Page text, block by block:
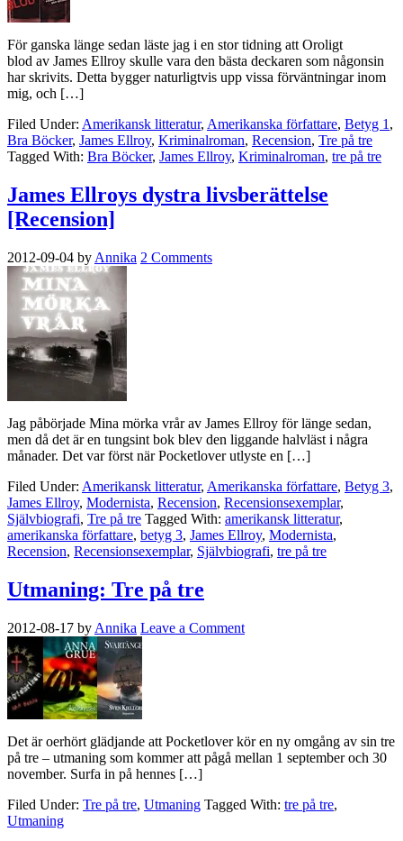
För ganska länge sedan läste jag i en stor tidning att Oroligt
blod av James Ellroy skulle vara den bästa deckaren som någonsin
har skrivits. Detta bygger naturligtvis upp vissa förväntningar inom
mig, och […]
Filed Under: Amerikansk litteratur, Amerikanska författare, Betyg 1 ,
Bra Böcker, James Ellroy, Kriminalroman, Recension, Tre på tre
Tagged With: Bra Böcker, James Ellroy, Kriminalroman, tre på tre
James Ellroys dystra livsberättelse
[Recension]
2012-09-04 by Annika 2 Comments
Jag påbörjade Mina mörka vrår av James Ellroy för länge sedan,
men då det är en tungsint bok blev den liggande halvläst i några
månader. Det var först när Pocketlover utlyste en […]
Filed Under: Amerikansk litteratur, Amerikanska författare, Betyg 3,
James Ellroy, Modernista, Recension, Recensionsexemplar,
Självbiografi, Tre på tre Tagged With: amerikansk litteratur,
amerikanska författare, betyg 3, James Ellroy, Modernista,
Recension, Recensionsexemplar, Självbiografi, tre på tre
Utmaning: Tre på tre
2012-08-17 by Annika Leave a Comment
Det är oerhört glädjande att Pocketlover kör en ny omgång av sin tre
på tre – utmaning som kommer att pågå mellan 1 september och 30
november. Surfa in på hennes […]
Filed Under: Tre på tre, Utmaning Tagged With: tre på tre,
Utmaning